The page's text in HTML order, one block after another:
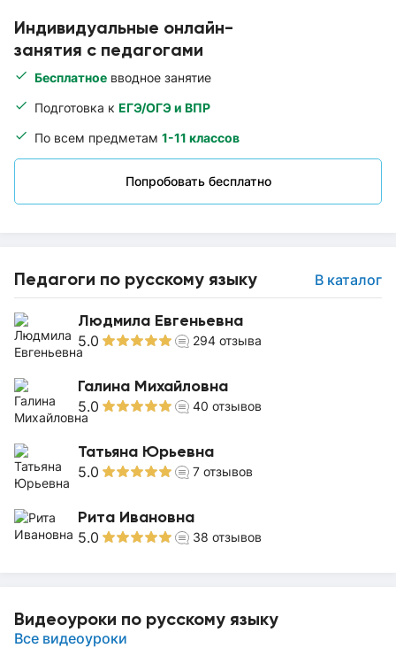
Индивидуальные онлайн-
занятия с педагогами
Бесплатное вводное занятие
Подготовка к ЕГЭ/ОГЭ и ВПР
По всем предметам 1-11 классов
Попробовать бесплатно
Педагоги по русскому языку В каталог
Людмила Евгеньевна
5.0 294 отзыва
Галина Михайловна
5.0 40 отзывов
Татьяна Юрьевна
5.0 7 отзывов
Рита Ивановна
5.0 38 отзывов
Видеоуроки по русскому языку
Все видеоуроки